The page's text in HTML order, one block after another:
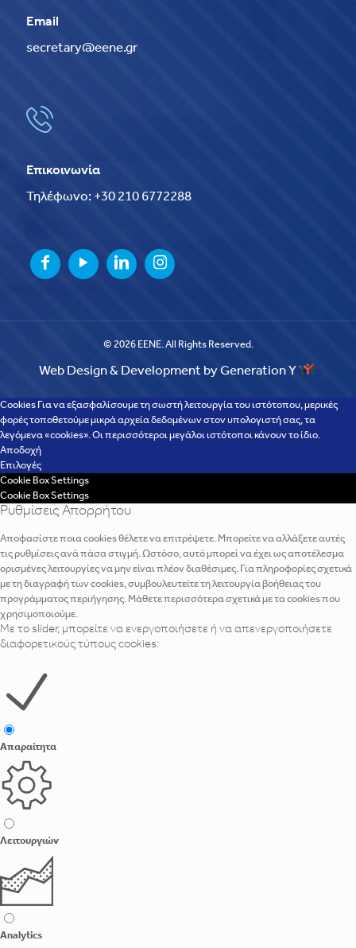
Email
secretary@eene.gr
Επικοινωνία
Τηλέφωνο: +30 210 6772288
© 2026 EENE. All Rights Reserved.
Web Design & Development by Generation Y
Cookies Για να εξασφαλίσουμε τη σωστή λειτουργία του ιστότοπου, μερικές
φορές τοποθετούμε μικρά αρχεία δεδομένων στον υπολογιστή σας, τα
λεγόμενα «cookies». Οι περισσότεροι μεγάλοι ιστότοποι κάνουν το ίδιο.
Αποδοχή
Επιλογές
Cookie Box Settings
Cookie Box Settings
Ρυθμίσεις Απορρήτου
Αποφασίστε ποια cookies θέλετε να επιτρέψετε. Μπορείτε να αλλάξετε αυτές
τις ρυθμίσεις ανά πάσα στιγμή. Ωστόσο, αυτό μπορεί να έχει ως αποτέλεσμα
ορισμένες λειτουργίες να μην είναι πλέον διαθέσιμες. Για πληροφορίες σχετικά
με τη διαγραφή των cookies, συμβουλευτείτε τη λειτουργία βοήθειας του
προγράμματος περιήγησης. Μάθετε περισσότερα σχετικά με τα cookies που
χρησιμοποιούμε.
Με το slider, μπορείτε να ενεργοποιήσετε ή να απενεργοποιήσετε
διαφορετικούς τύπους cookies:
Απαραίτητα
Λειτουργιών
Analytics